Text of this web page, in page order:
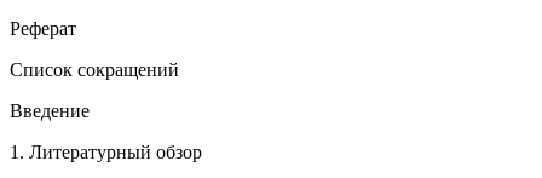
Реферат
Список сокращений
Введение
1. Литературный обзор